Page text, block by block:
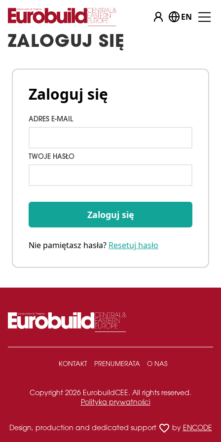
EN
ZALOGUJ SIĘ
Zaloguj się
ADRES E-MAIL
TWOJE HASŁO
Zaloguj się
Nie pamiętasz hasła? Resetuj hasło
KONTAKT PRENUMERATA O NAS
Copyright 2026 EurobuildCEE. All rights reserved.
Polityka prywatności
Design, production and dedicated support favorite_border by ENCODE